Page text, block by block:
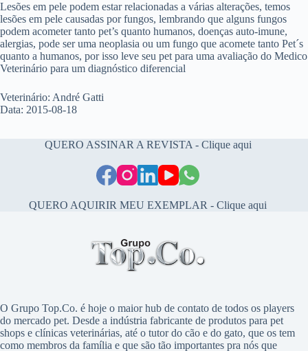
Lesões em pele podem estar relacionadas a várias alterações, temos
lesões em pele causadas por fungos, lembrando que alguns fungos
podem acometer tanto pet’s quanto humanos, doenças auto-imune,
alergias, pode ser uma neoplasia ou um fungo que acomete tanto Pet´s
quanto a humanos, por isso leve seu pet para uma avaliação do Medico
Veterinário para um diagnóstico diferencial
Veterinário: André Gatti
Data: 2015-08-18
QUERO ASSINAR A REVISTA - Clique aqui
QUERO AQUIRIR MEU EXEMPLAR - Clique aqui
O Grupo Top.Co. é hoje o maior hub de contato de todos os players
do mercado pet. Desde a indústria fabricante de produtos para pet
shops e clínicas veterinárias, até o tutor do cão e do gato, que os tem
como membros da família e que são tão importantes pra nós que